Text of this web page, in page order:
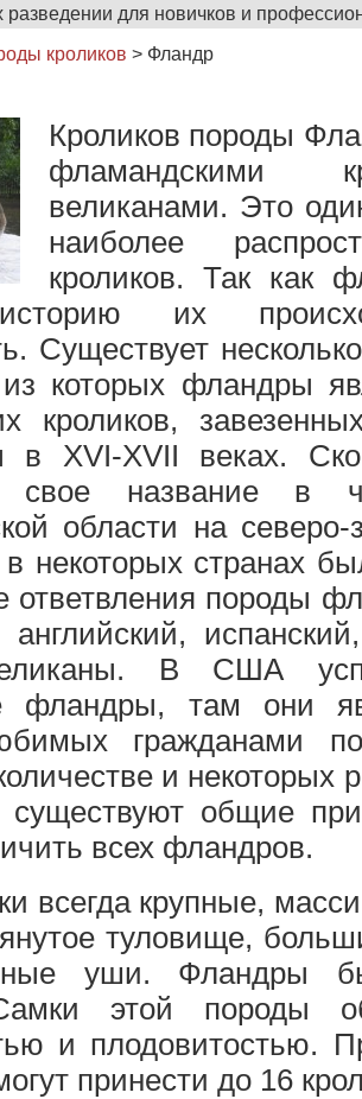
разведении для новичков и
кроликов > Фландр
Кроликов породы
фламандскими
великанами. Это
наиболее
кроликов. Так как
их
Существует
которых фландры
кроликов,
в XVI-XVII веках.
свое название в
области на
некоторых странах
ответвления породы
английский,
В США
фландры, там они
гражданами
и некоторых
существуют общие
всех фландров.
всегда крупные,
туловище,
уши. Фландры
этой породы
и плодовитостью.
принести до 16